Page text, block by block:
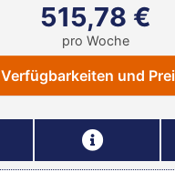
515,78 €
pro Woche
Verfügbarkeiten und